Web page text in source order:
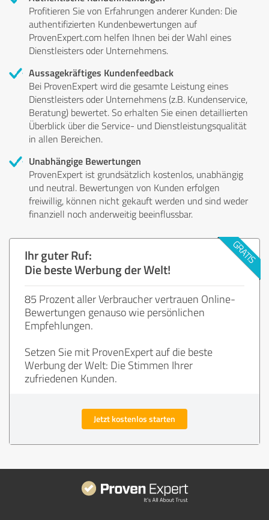
Profitieren Sie von Erfahrungen anderer Kunden: Die
authentifizierten Kundenbewertungen auf
ProvenExpert.com helfen Ihnen bei der Wahl eines
Dienstleisters oder Unternehmens.
Aussagekräftiges Kundenfeedback
Bei ProvenExpert wird die gesamte Leistung eines
Dienstleisters oder Unternehmens (z.B. Kundenservice,
Beratung) bewertet. So erhalten Sie einen detaillierten
Überblick über die Service- und Dienstleistungsqualität
in allen Bereichen.
Unabhängige Bewertungen
ProvenExpert ist grundsätzlich kostenlos, unabhängig
und neutral. Bewertungen von Kunden erfolgen
freiwillig, können nicht gekauft werden und sind weder
finanziell noch anderweitig beeinflussbar.
Ihr guter Ruf:
Die beste Werbung der Welt!
85 Prozent aller Verbraucher vertrauen Online-
Bewertungen genauso wie persönlichen
Empfehlungen.
Setzen Sie mit ProvenExpert auf die beste
Werbung der Welt: Die Stimmen Ihrer
zufriedenen Kunden.
Jetzt kostenlos starten